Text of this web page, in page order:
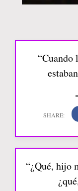
“Cuando
“¿Qué, hijo